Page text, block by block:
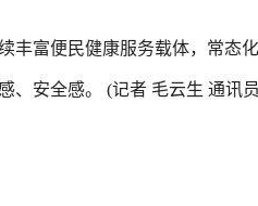
富便民健康服务载体，常态化
、安全感。 (记者 毛云生 通讯